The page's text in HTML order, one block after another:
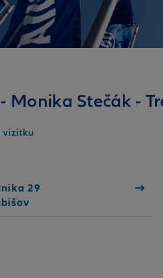
Monika Stečák -
vizitku
29